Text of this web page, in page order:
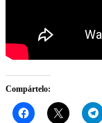
Compártelo: